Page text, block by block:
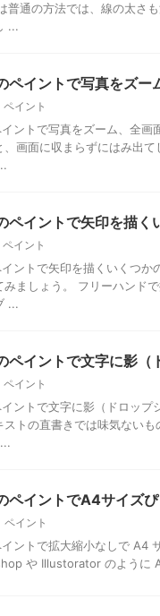
普通の方法では、線の太さ
...
イントで写真をズー
ペイント
ントで写真をズーム、全画
画面に収まらずにはみ出
イントで矢印を描く
ペイント
ントで矢印を描くいくつか
みましょう。 フリーハンド
...
イントで文字に影（
ペイント
ントで文字に影（ドロップ
ストの直書きでは味気ない
イントでA4サイズ
ペイント
ントで拡大縮小なしで A4
や Illustorator のように